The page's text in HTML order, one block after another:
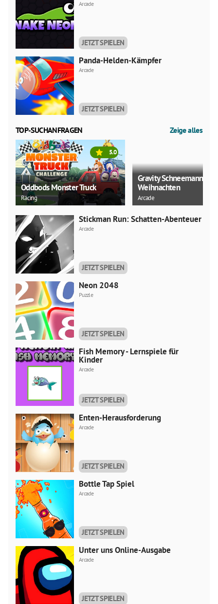
Arcade
JETZT SPIELEN
Panda-Helden-Kämpfer
Arcade
JETZT SPIELEN
TOP-SUCHANFRAGEN Zeige alles
Oddbods Monster Truck
Racing
5.0
Gravity Schneemann
Weihnachten
Arcade
Stickman Run: Schatten-Abenteuer
Arcade
JETZT SPIELEN
Neon 2048
Puzzle
JETZT SPIELEN
Fish Memory - Lernspiele für
Kinder
Arcade
JETZT SPIELEN
Enten-Herausforderung
Arcade
JETZT SPIELEN
Bottle Tap Spiel
Arcade
JETZT SPIELEN
Unter uns Online-Ausgabe
Arcade
JETZT SPIELEN